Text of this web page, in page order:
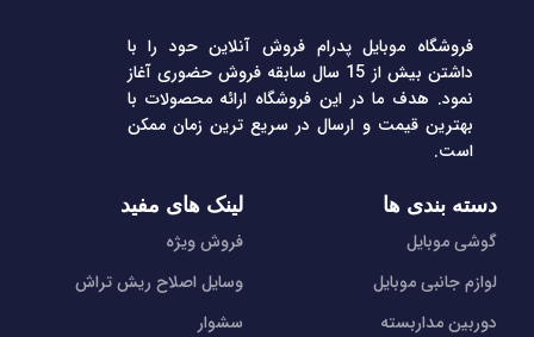
فروشگاه موبایل پدرام فروش آنلاین حود را با
داشتن بیش از 15 سال سابقه فروش حضوری آغاز
نمود. هدف ما در این فروشگاه ارائه محصولات با
بهترین قیمت و ارسال در سریع ترین زمان ممکن
است.
دسته بندی ها
گوشی موبایل
لوازم جانبی موبایل
دوربین مداربسته
لینک های مفید
فروش ویژه
وسایل اصلاح ریش تراش
سشوار